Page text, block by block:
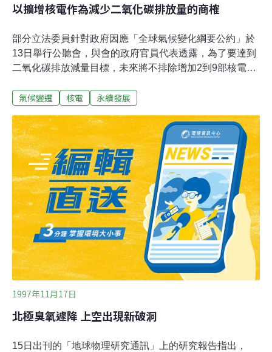
以擴增核電作為減少二氧化碳排放量的商榷
部分立法委員針對政府因應「全球氣候變化綱要公約」於
13日舉行公聽會，與會的政府官員代表透露，為了要達到
二氧化碳排放減量目標，未來將不排除增加2到9部核電機
朝野立委的極大關懷，會中作成決議，堅決反對以發展核
的減量管制，行政部門可以考慮的作法，其實應該包括認
真檢討現行發展高耗能、高污染工業的偏差政策，調整我
們的經濟發展策略，停止諸如石化、鋼鐵、水泥等高耗
能、高污染工業的發展，全力轉型加速發展較不具污染的
高科技工業或其他服務性產業，以落實台灣成為科技島與
亞太營運中心。中長期的對策上，則加強不具污染副作用
的能源如風力發電及太陽能發電等之研發推廣，其長遠效
益當在擴增核能發電之上，也才是政策規劃時的行穩致遠
之道。
氣候變遷 核電 永續發展
1997年11月17日
北極臭氧遽降 上空出現新破洞
15日出刊的「地球物理研究通訊」上的研究報告指出，